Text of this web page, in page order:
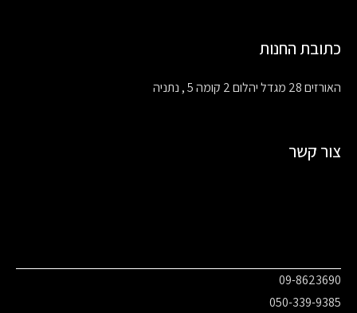
כתובת החנות
האורזים 28 מגדל יהלום 2 קומה 5 , נתניה
צור קשר
09-8623690
050-339-9385